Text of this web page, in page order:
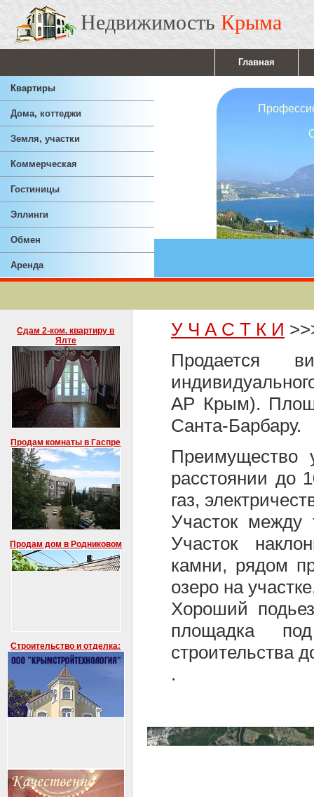
Недвижимость Крыма
Главная
Квартиры
Дома, коттеджи
Земля, участки
Коммерческая
Гостиницы
Эллинги
Обмен
Аренда
Сдам 2-ком. квартиру в
Ялте
Продам комнаты в Гаспре
Продам дом в Родниковом
Строительство и отделка:
У Ч А С Т К И
Продается
АР Крым).
Санта-Барбару.
Преимущество
расстоянии до
газ,
Участок
Участок
камни, рядом
озеро на
Хороший
площадка
строительства
.